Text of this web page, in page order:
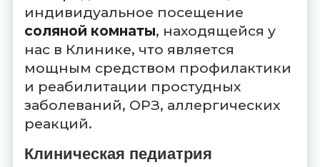
индивидуальное посещение
соляной комнаты, находящейся у
нас в Клинике, что является
мощным средством профилактики
и реабилитации простудных
заболеваний, ОРЗ, аллергических
реакций.
Клиническая педиатрия